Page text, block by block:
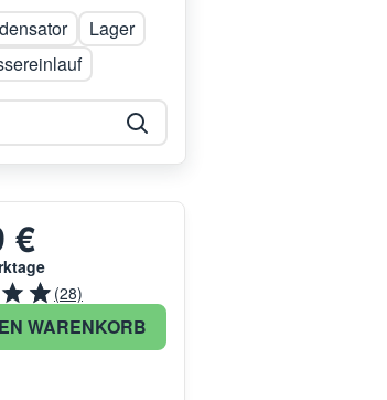
Lager
€
(28)
WARENKORB